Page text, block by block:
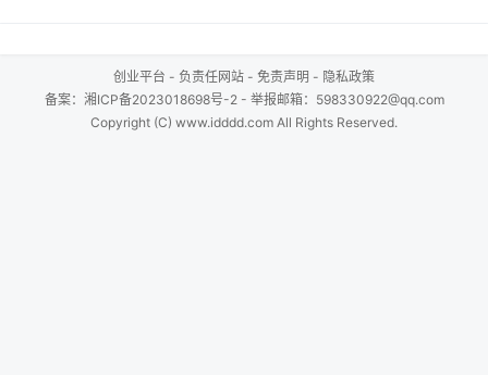
创业平台 - 负责任网站 - 免责声明 - 隐私政策
备案： 湘ICP备2023018698号-2- 举报邮箱：598330922@qq.com
Copyright (C) www.idddd.com All Rights Reserved.